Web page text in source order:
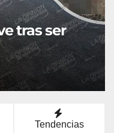
tras ser
Tendencias